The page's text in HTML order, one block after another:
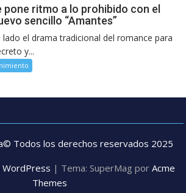
pone ritmo a lo prohibido con el
sencillo “Amantes”
el drama tradicional del romance para
y...
Todos los derechos reservados 2025
WordPress | Tema: SuperMag por Acme
Themes